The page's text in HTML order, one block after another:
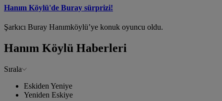
Hanım Köylü'de Buray sürprizi!
Şarkıcı Buray Hanımköylü’ye konuk oyuncu oldu.
Hanım Köylü Haberleri
Sırala
Eskiden Yeniye
Yeniden Eskiye